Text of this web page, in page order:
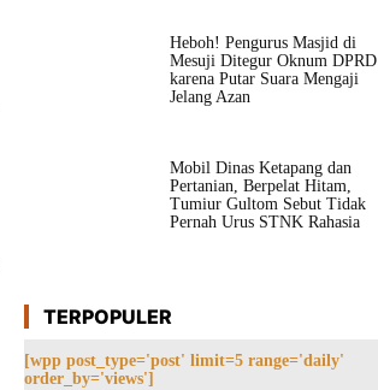
Heboh! Pengurus Masjid di
Mesuji Ditegur Oknum DPRD
karena Putar Suara Mengaji
Jelang Azan
Mobil Dinas Ketapang dan
Pertanian, Berpelat Hitam,
Tumiur Gultom Sebut Tidak
Pernah Urus STNK Rahasia
TERPOPULER
[wpp post_type='post' limit=5 range='daily'
order_by='views']